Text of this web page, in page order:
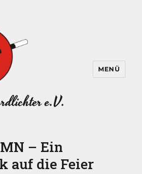
e.V.
MENÜ
– Ein
auf die Feier